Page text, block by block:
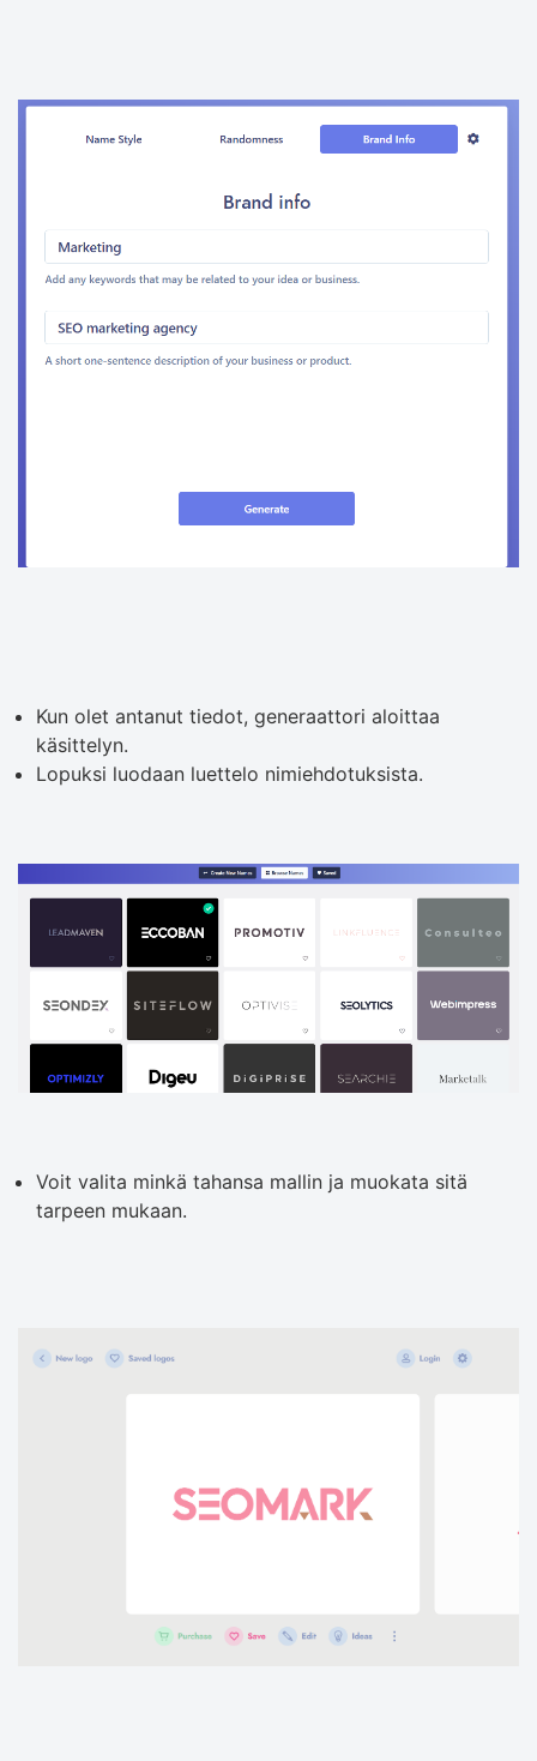
Kun olet antanut tiedot, generaattori aloittaa
käsittelyn.
Lopuksi luodaan luettelo nimiehdotuksista.
Voit valita minkä tahansa mallin ja muokata sitä
tarpeen mukaan.